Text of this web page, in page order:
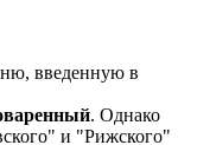
введенную в
. Однако
и "Рижского"